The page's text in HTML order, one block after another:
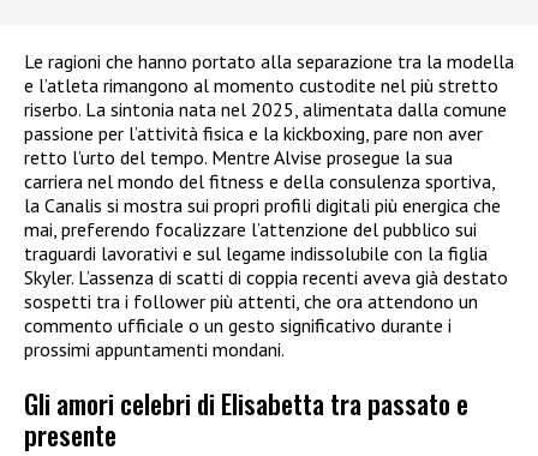
Le ragioni che hanno portato alla separazione tra la modella
e l’atleta rimangono al momento custodite nel più stretto
riserbo. La sintonia nata nel 2025, alimentata dalla comune
passione per l’attività fisica e la kickboxing, pare non aver
retto l’urto del tempo. Mentre Alvise prosegue la sua
carriera nel mondo del fitness e della consulenza sportiva,
la Canalis si mostra sui propri profili digitali più energica che
mai, preferendo focalizzare l’attenzione del pubblico sui
traguardi lavorativi e sul legame indissolubile con la figlia
Skyler. L’assenza di scatti di coppia recenti aveva già destato
sospetti tra i follower più attenti, che ora attendono un
commento ufficiale o un gesto significativo durante i
prossimi appuntamenti mondani.
Gli amori celebri di Elisabetta tra passato e
presente